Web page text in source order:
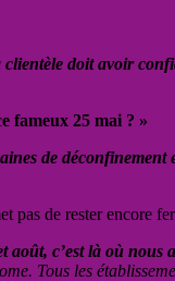
clientèle doit avoir
fameux 25 mai ? »
de
pas de rester encore
c’est là où nous
Tous les